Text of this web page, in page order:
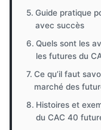
Guide pratique
avec succès
Quels sont les
les futures du
Ce qu’il faut
marché des
Histoires et
du CAC 40